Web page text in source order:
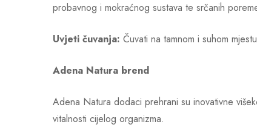
probavnog i mokraćnog sustava te srčanih
Uvjeti čuvanja: Čuvati na tamnom i suhom
Adena Natura brend
Adena Natura dodaci prehrani su inovativne
vitalnosti cijelog organizma.